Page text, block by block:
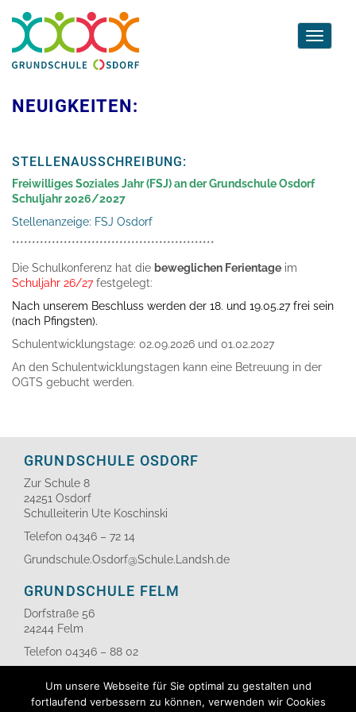
Toggle
NEUIGKEITEN:
STELLENAUSSCHREIBUNG:
Freiwilliges Soziales Jahr (FSJ) an der Grundschule Osdorf
Schuljahr 2026/2027
Stellenanzeige: FSJ Osdorf
***************************************************
Die Schulkonferenz hat die beweglichen Ferientage im
Schuljahr 26/27festgelegt:
Nach unserem Beschluss werden der 18. und 19.05.27 frei sein
(nach Pfingsten).
Schulentwicklungstage: 02.09.2026 und 01.02.2027
An den Schulentwicklungstagen kann eine Betreuung in der
OGTS gebucht werden.
GRUNDSCHULE OSDORF
Zur Schule 8
24251 Osdorf
Schulleiterin Ute Koschinski
Telefon 04346 – 72 14
Grundschule.Osdorf@Schule.Landsh.de
GRUNDSCHULE FELM
Dorfstraße 56
24244 Felm
Telefon 04346 – 88 02
LINKS
Kontakt
Um unsere Webseite für Sie optimal zu gestalten und
fortlaufend verbessern zu können, verwenden wir Cookies